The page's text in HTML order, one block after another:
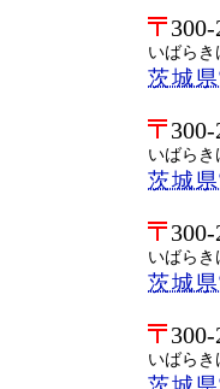
いばらき
茨城
300-
いばらき
茨城
いばらき
茨城
300-
いばらき